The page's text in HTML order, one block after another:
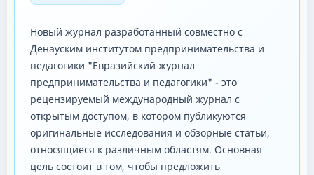
Новый журнал разработанный совместно с
Денауским институтом предпринимательства и
педагогики "Евразийский журнал
предпринимательства и педагогики" - это
рецензируемый международный журнал с
открытым доступом, в котором публикуются
оригинальные исследования и обзорные статьи,
относящиеся к различным областям. Основная
цель состоит в том, чтобы предложить